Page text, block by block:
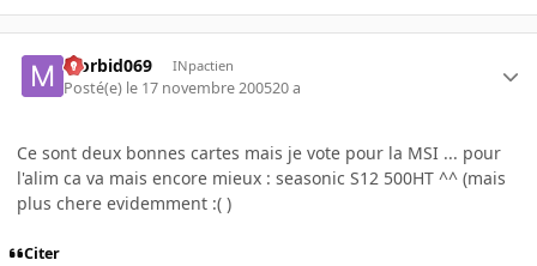
Morbid069 INpactien
Posté(e) le 17 novembre 200520 a
Ce sont deux bonnes cartes mais je vote pour la MSI ... pour
l'alim ca va mais encore mieux : seasonic S12 500HT ^^ (mais
plus chere evidemment :( )
Citer